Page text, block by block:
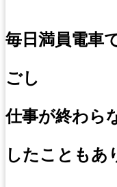
毎日満員電車
ごし
仕事が終わら
したこともあ